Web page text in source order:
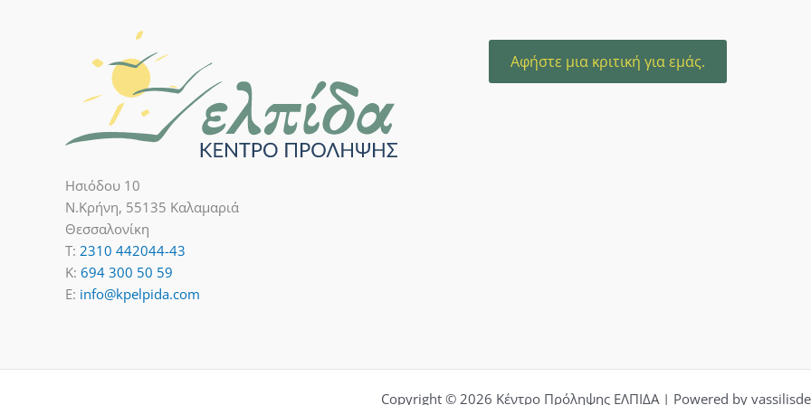
Ησιόδου 10
Ν.Κρήνη, 55135 Καλαμαριά
Θεσσαλονίκη
T: 2310 442044-43
K: 694 300 50 59
E: info@kpelpida.com
Αφήστε μια κριτική για εμάς.
Copyright © 2026 Κέντρο Πρόληψης ΕΛΠΙΔΑ | Powered by